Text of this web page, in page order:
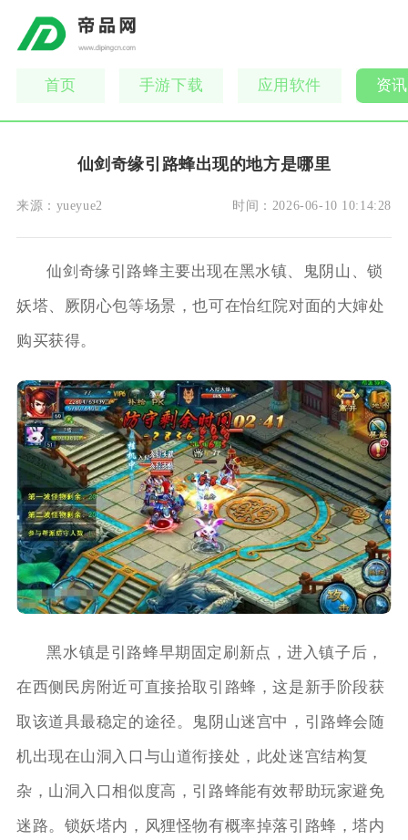
首页 手游下载 应用软件 资
仙剑奇缘引路蜂出现的地方是哪里
来源： yueyue2 时间： 2026-06-10 10:14:28
仙剑奇缘引路蜂主要出现在黑水镇、鬼阴山、锁
妖塔、厥阴心包等场景，也可在怡红院对面的大婶处
购买获得。
黑水镇是引路蜂早期固定刷新点，进入镇子后，
在西侧民房附近可直接拾取引路蜂，这是新手阶段获
取该道具最稳定的途径。鬼阴山迷宫中，引路蜂会随
机出现在山洞入口与山道衔接处，此处迷宫结构复
杂，山洞入口相似度高，引路蜂能有效帮助玩家避免
迷路。锁妖塔内，风狸怪物有概率掉落引路蜂，塔内